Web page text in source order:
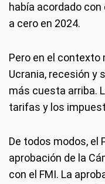
había acordado
a cero en 2024.
Pero en el contexto
Ucrania, recesión y
más cuesta arriba.
tarifas y los
De todos modos, el
aprobación de la
con el FMI. La